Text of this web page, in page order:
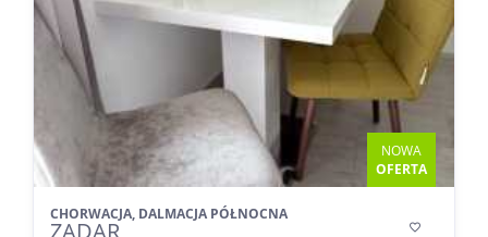
NOWA
OFERTA
CHORWACJA, DALMACJA PÓŁNOCNA
ZADAR 